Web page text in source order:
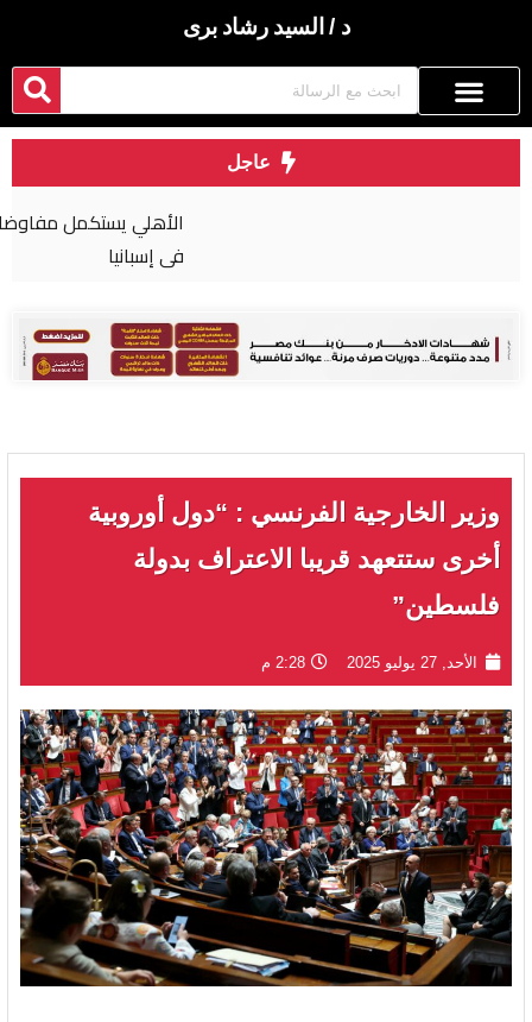
د / السيد رشاد برى
عاجل
الأهلي يستكمل مفاوضات تمديد عقود رباعي الفريق
وزير الخارجية الفرنسي : “دول أوروبية
أخرى ستتعهد قريبا الاعتراف بدولة
فلسطين”
الأحد, 27 يوليو 2025 2:28 م